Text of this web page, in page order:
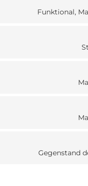
Funktional,
Gegenstand